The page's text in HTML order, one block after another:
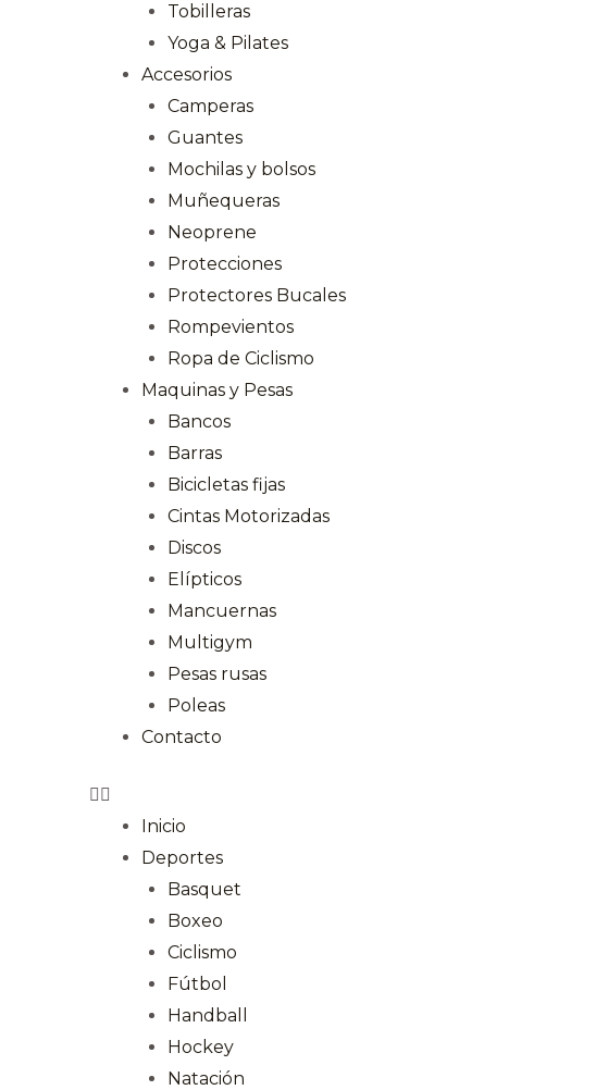
Tobilleras
Yoga & Pilates
Accesorios
Camperas
Guantes
Mochilas y bolsos
Muñequeras
Neoprene
Protecciones
Protectores Bucales
Rompevientos
Ropa de Ciclismo
Maquinas y Pesas
Bancos
Barras
Bicicletas fijas
Cintas Motorizadas
Discos
Elípticos
Mancuernas
Multigym
Pesas rusas
Poleas
Contacto
Inicio
Deportes
Basquet
Boxeo
Ciclismo
Fútbol
Handball
Hockey
Natación